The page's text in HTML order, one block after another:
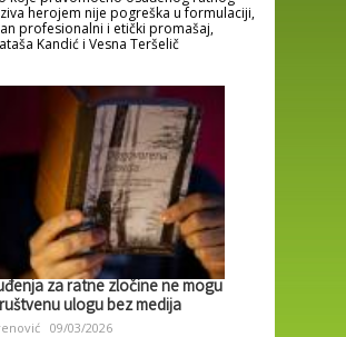
herojem nije pogreška u formulaciji,
profesionalni i etički promašaj,
Kandić i Vesna Teršelič
za ratne zločine ne mogu
ulogu bez medija
09/03/2026